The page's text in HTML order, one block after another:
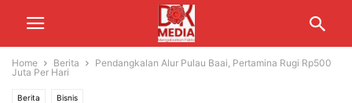
Home Berita
Pendangkalan Alur Pulau Baai, Pertamina Rugi Rp500
Juta Per Hari
Berita Bisnis